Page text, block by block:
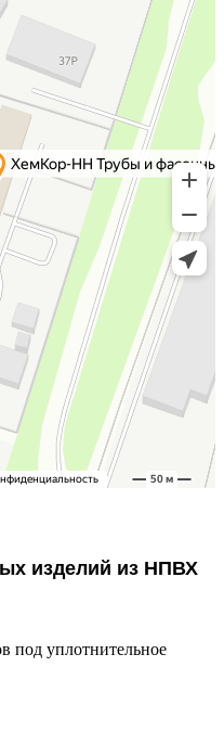
изделий из НПВХ
под уплотнительное